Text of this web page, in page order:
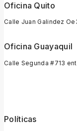
Oficina Quito
Calle Juan Galindez
Oficina Guayaquil
Calle Segunda #713
Políticas